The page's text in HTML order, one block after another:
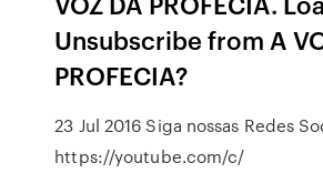
Unsubscribe from A
PROFECIA?
23 Jul 2016 Siga nossas Redes
https://youtube.com/c/